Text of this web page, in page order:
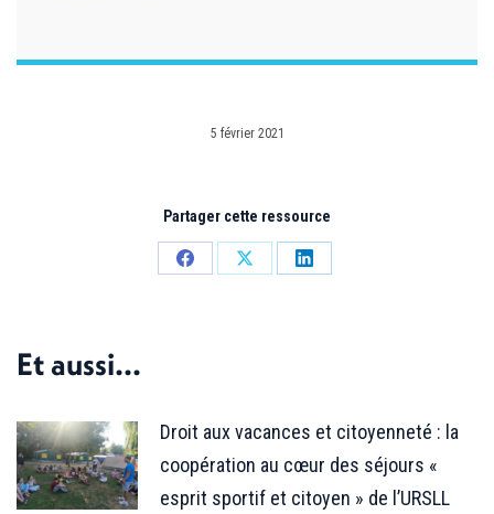
5 février 2021
Partager cette ressource
PartagerPartagerPartager
Et aussi...
Droit aux vacances et citoyenneté : la
coopération au cœur des séjours «
esprit sportif et citoyen » de l’URSLL